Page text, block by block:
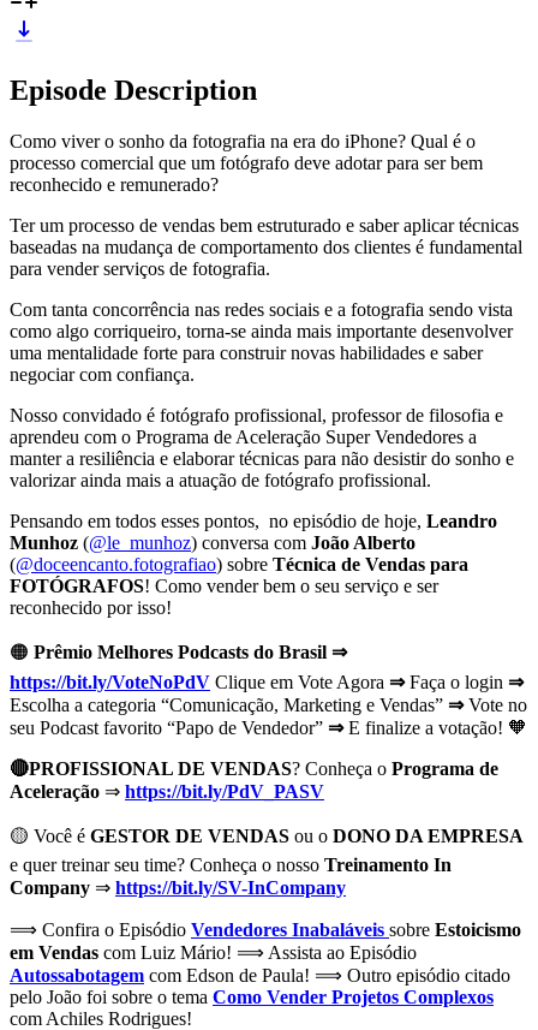
Episode Description
Como viver o sonho da fotografia na era do iPhone? Qual é o
processo comercial que um fotógrafo deve adotar para ser bem
reconhecido e remunerado?
Ter um processo de vendas bem estruturado e saber aplicar técnicas
baseadas na mudança de comportamento dos clientes é fundamental
para vender serviços de fotografia.
Com tanta concorrência nas redes sociais e a fotografia sendo vista
como algo corriqueiro, torna-se ainda mais importante desenvolver
uma mentalidade forte para construir novas habilidades e saber
negociar com confiança.
Nosso convidado é fotógrafo profissional, professor de filosofia e
aprendeu com o Programa de Aceleração Super Vendedores a
manter a resiliência e elaborar técnicas para não desistir do sonho e
valorizar ainda mais a atuação de fotógrafo profissional.
Pensando em todos esses pontos, no episódio de hoje, Leandro
Munhoz (@le_munhoz) conversa com João Alberto
(@doceencanto.fotografiao) sobre Técnica de Vendas para
FOTÓGRAFOS! Como vender bem o seu serviço e ser
reconhecido por isso!
🟠 Prêmio Melhores Podcasts do Brasil ⇒
https://bit.ly/VoteNoPdV Clique em Vote Agora ⇒Faça o login ⇒
Escolha a categoria “Comunicação, Marketing e Vendas” ⇒Vote no
seu Podcast favorito “Papo de Vendedor” ⇒E finalize a votação! 🧡
🔴PROFISSIONAL DE VENDAS? Conheça o Programa de
Aceleração ⇒ https://bit.ly/PdV_PASV
🟡 Você é GESTOR DE VENDAS ou o DONO DA EMPRESA
e quer treinar seu time? Conheça o nosso Treinamento In
Company ⇒ https://bit.ly/SV-InCompany
⟹ Confira o Episódio Vendedores Inabaláveis sobre Estoicismo
em Vendas com Luiz Mário! ⟹ Assista ao Episódio
Autossabotagem com Edson de Paula! ⟹ Outro episódio citado
pelo João foi sobre o tema Como Vender Projetos Complexos
com Achiles Rodrigues!